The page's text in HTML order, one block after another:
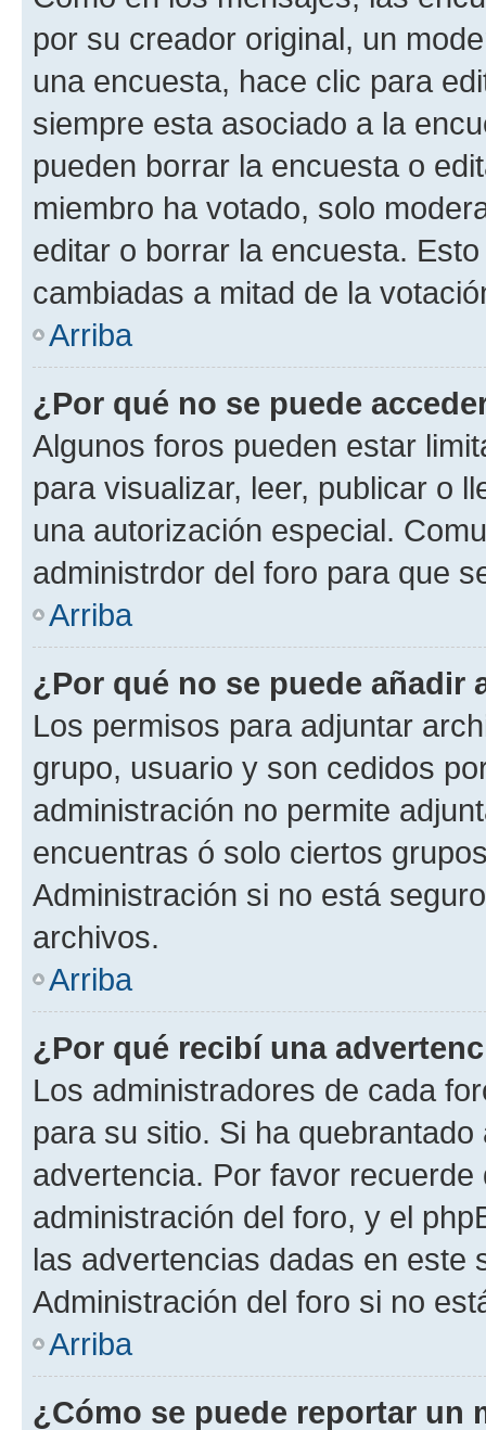
por su creador original, un
una encuesta, hace clic para
siempre esta asociado a la
pueden borrar la encuesta o
miembro ha votado, solo
editar o borrar la encuesta.
cambiadas a mitad de la
Arriba
¿Por qué no se puede
Algunos foros pueden estar
para visualizar, leer, publicar o
una autorización especial.
administrdor del foro para que
Arriba
¿Por qué no se puede añadir
Los permisos para adjuntar
grupo, usuario y son cedidos
administración no permite
encuentras ó solo ciertos
Administración si no está
archivos.
Arriba
¿Por qué recibí una
Los administradores de cada
para su sitio. Si ha
advertencia. Por favor
administración del foro, y el
las advertencias dadas en este
Administración del foro si no
Arriba
¿Cómo se puede reportar un